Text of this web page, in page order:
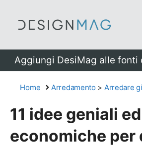
Aggiungi DesiMag alle fonti
Home Arredamento > Arredare
11 idee geniali ed
economiche per